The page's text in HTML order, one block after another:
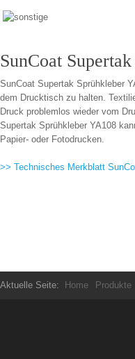
SunCoat
SunCoat Supertak Sprühkleber
dem Drucktisch zu halten.
Druck problemlos wieder vom
Supertak Sprühkleber YA108
Papier- oder Fotodrucken.
>> Technisches Merkblatt
Aktuelle Seite: Home Produkte